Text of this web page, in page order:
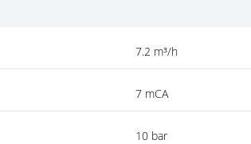
7.2 m³/h
7 mCA
10 bar